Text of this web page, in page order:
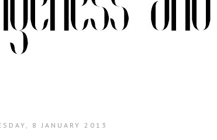
8 JANUARY 2013